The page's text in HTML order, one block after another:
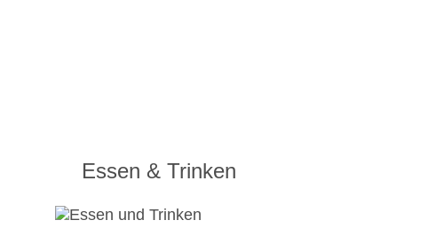
Essen & Trinken